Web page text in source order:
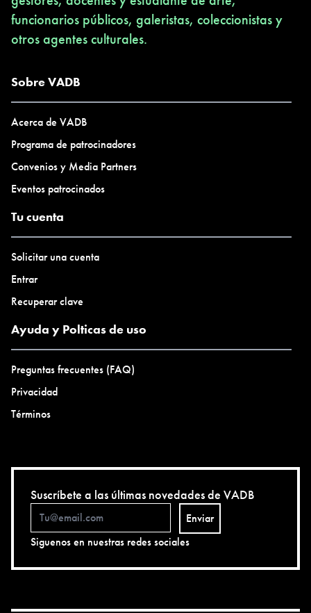
funcionarios públicos, galeristas, coleccionistas y
otros agentes culturales.
Sobre VADB
Acerca de VADB
Programa de patrocinadores
Convenios y Media Partners
Eventos patrocinados
Tu cuenta
Solicitar una cuenta
Entrar
Recuperar clave
Ayuda y Polticas de uso
Preguntas frecuentes (FAQ)
Privacidad
Términos
Suscríbete a las últimas novedades de VADB
Enviar
Siguenos en nuestras redes sociales